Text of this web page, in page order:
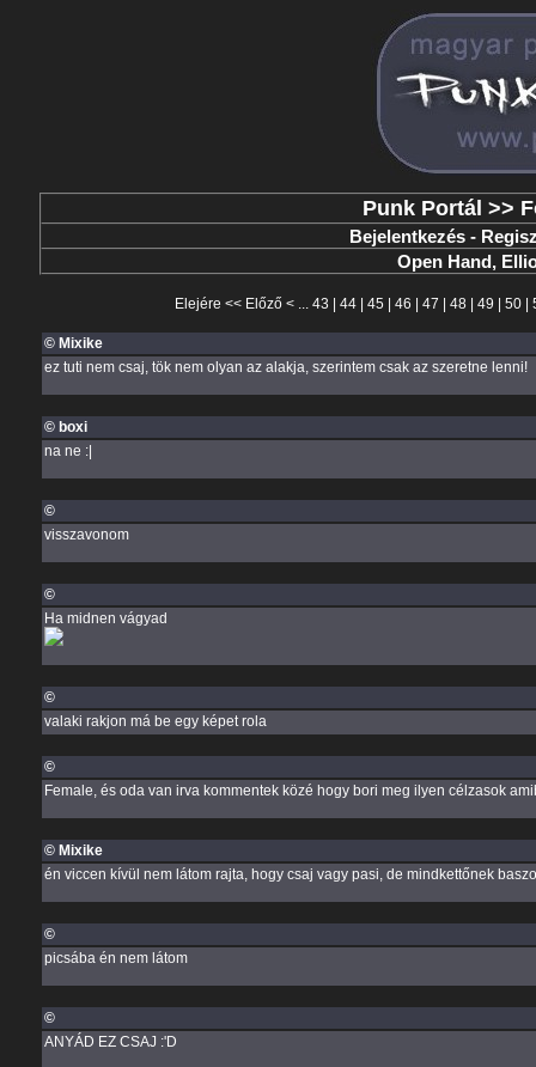
Punk Portál >>
Bejelentkezés -
Open Hand,
Elejére << Előző< ... 43 44| 45 46 47 48| 49 50|
© Mixike
ez tuti nem csaj, tök nem olyan az alakja, szerintem csak az szeretne lenni!
© boxi
na ne :|
©
visszavonom
©
Ha midnen vágyad
©
valaki rakjon má be egy képet rola
©
Female, és oda van irva kommentek közé hogy bori meg ilyen célzasok
© Mixike
én viccen kívül nem látom rajta, hogy csaj vagy pasi, de mindkettőnek
©
picsába én nem látom
©
ANYÁD EZ CSAJ :'D